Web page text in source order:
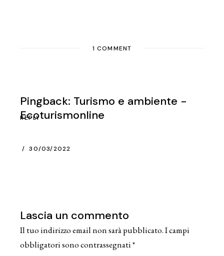
1 COMMENT
Pingback: Turismo e ambiente -
Ecoturismonline
30/03/2022
REPLY
Lascia un commento
Il tuo indirizzo email non sarà pubblicato.I campi
obbligatori sono contrassegnati*